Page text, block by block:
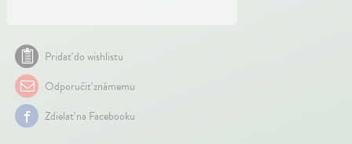
Pridať do wishlistu
Odporučiť známemu
Zdielať na Facebooku